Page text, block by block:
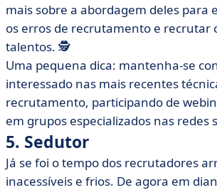
mais sobre a abordagem deles para
os erros de recrutamento e recrutar
talentos. 🕵️
Uma pequena dica: mantenha-se
interessado nas mais recentes
recrutamento, participando de
em grupos especializados nas redes
5. Sedutor
Já se foi o tempo dos recrutadores
inacessíveis e frios. De agora em